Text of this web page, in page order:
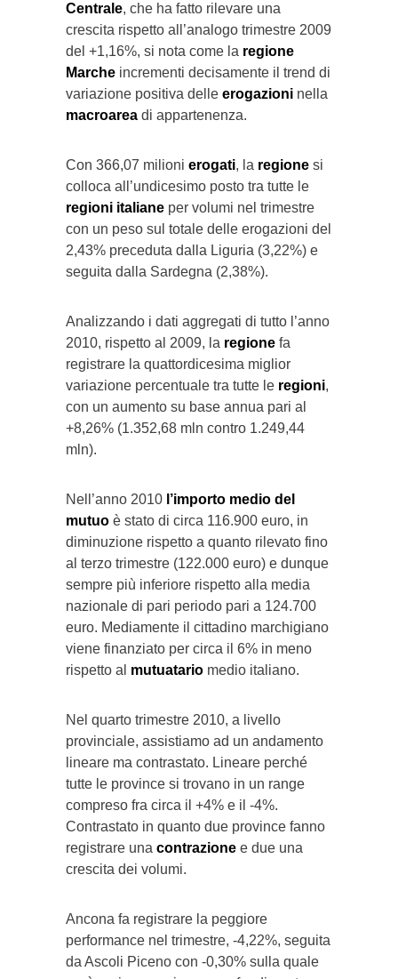
Centrale, che ha fatto rilevare una
crescita rispetto all’analogo trimestre 2009
del +1,16%, si nota come la regione
Marche incrementi decisamente il trend di
variazione positiva delle erogazioni nella
macroarea di appartenenza.
Con 366,07 milioni erogati, la regione si
colloca all’undicesimo posto tra tutte le
regioni italiane per volumi nel trimestre
con un peso sul totale delle erogazioni del
2,43% preceduta dalla Liguria (3,22%) e
seguita dalla Sardegna (2,38%).
Analizzando i dati aggregati di tutto l’anno
2010, rispetto al 2009, la regione fa
registrare la quattordicesima miglior
variazione percentuale tra tutte le regioni,
con un aumento su base annua pari al
+8,26% (1.352,68 mln contro 1.249,44
mln).
Nell’anno 2010 l’importo medio del
mutuo è stato di circa 116.900 euro, in
diminuzione rispetto a quanto rilevato fino
al terzo trimestre (122.000 euro) e dunque
sempre più inferiore rispetto alla media
nazionale di pari periodo pari a 124.700
euro. Mediamente il cittadino marchigiano
viene finanziato per circa il 6% in meno
rispetto al mutuatario medio italiano.
Nel quarto trimestre 2010, a livello
provinciale, assistiamo ad un andamento
lineare ma contrastato. Lineare perché
tutte le province si trovano in un range
compreso fra circa il +4% e il -4%.
Contrastato in quanto due province fanno
registrare una contrazione e due una
crescita dei volumi.
Ancona fa registrare la peggiore
performance nel trimestre, -4,22%, seguita
da Ascoli Piceno con -0,30% sulla quale